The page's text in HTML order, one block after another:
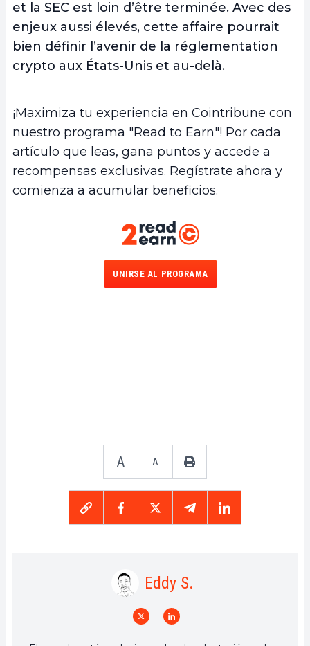
et la SEC est loin d’être terminée. Avec des
enjeux aussi élevés, cette affaire pourrait
bien définir l’avenir de la réglementation
crypto aux États-Unis et au-delà.
¡Maximiza tu experiencia en Cointribune con
nuestro programa "Read to Earn"! Por cada
artículo que leas, gana puntos y accede a
recompensas exclusivas. Regístrate ahora y
comienza a acumular beneficios.
UNIRSE AL PROGRAMA
A A
Eddy S.